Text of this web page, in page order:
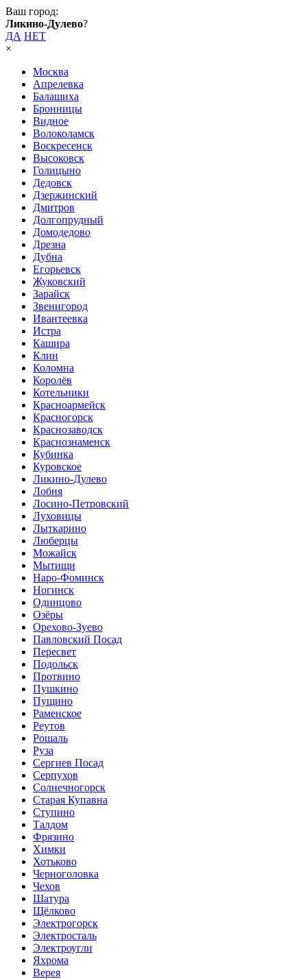
Ваш город:
Ликино-Дулево?
ДА НЕТ
×
Москва
Апрелевка
Балашиха
Бронницы
Видное
Волоколамск
Воскресенск
Высоковск
Голицыно
Дедовск
Дзержинский
Дмитров
Долгопрудный
Домодедово
Дрезна
Дубна
Егорьевск
Жуковский
Зарайск
Звенигород
Ивантеевка
Истра
Кашира
Клин
Коломна
Королёв
Котельники
Красноармейск
Красногорск
Краснозаводск
Краснознаменск
Кубинка
Куровское
Ликино-Дулево
Лобня
Лосино-Петровский
Луховицы
Лыткарино
Люберцы
Можайск
Мытищи
Наро-Фоминск
Ногинск
Одинцово
Озёры
Орехово-Зуево
Павловский Посад
Пересвет
Подольск
Протвино
Пушкино
Пущино
Раменское
Реутов
Рошаль
Руза
Сергиев Посад
Серпухов
Солнечногорск
Старая Купавна
Ступино
Талдом
Фрязино
Химки
Хотьково
Черноголовка
Чехов
Шатура
Щёлково
Электрогорск
Электросталь
Электроугли
Яхрома
Верея